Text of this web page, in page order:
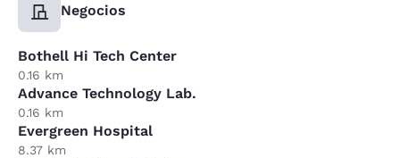
Negocios
Bothell Hi Tech Center
0.16 km
Advance Technology Lab.
0.16 km
Evergreen Hospital
8.37 km